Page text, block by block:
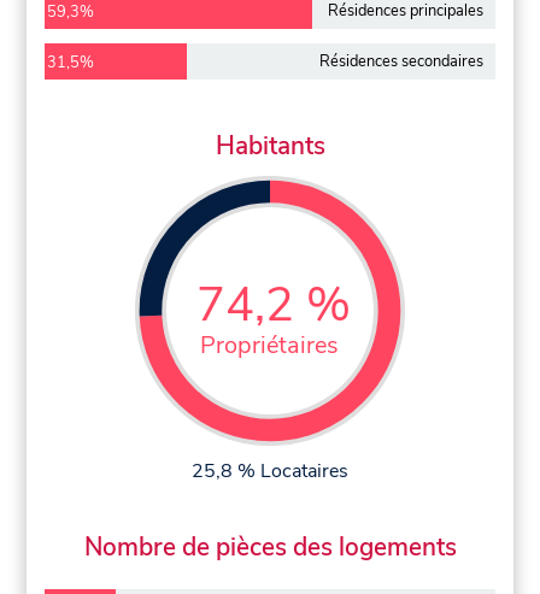
59,3% Résidences principales
31,5% Résidences secondaires
Habitants
74,2 %
Propriétaires
25,8 % Locataires
Nombre de pièces des logements